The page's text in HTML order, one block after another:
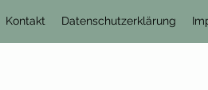
Kontakt Datenschutzerklärung